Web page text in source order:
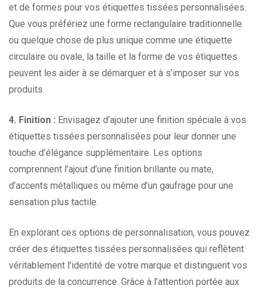
et de formes pour vos étiquettes tissées personnalisées.
Que vous préfériez une forme rectangulaire traditionnelle
ou quelque chose de plus unique comme une étiquette
circulaire ou ovale, la taille et la forme de vos étiquettes
peuvent les aider à se démarquer et à s’imposer sur vos
produits.
4. Finition : Envisagez d’ajouter une finition spéciale à vos
étiquettes tissées personnalisées pour leur donner une
touche d’élégance supplémentaire. Les options
comprennent l’ajout d’une finition brillante ou mate,
d’accents métalliques ou même d’un gaufrage pour une
sensation plus tactile.
En explorant ces options de personnalisation, vous pouvez
créer des étiquettes tissées personnalisées qui reflètent
véritablement l’identité de votre marque et distinguent vos
produits de la concurrence. Grâce à l’attention portée aux